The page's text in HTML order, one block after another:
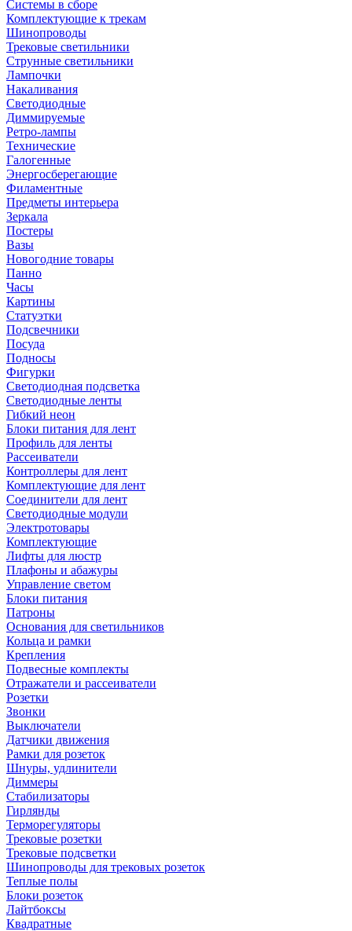
Системы в сборе
Комплектующие к трекам
Шинопроводы
Трековые светильники
Струнные светильники
Лампочки
Накаливания
Светодиодные
Диммируемые
Ретро-лампы
Технические
Галогенные
Энергосберегающие
Филаментные
Предметы интерьера
Зеркала
Постеры
Вазы
Новогодние товары
Панно
Часы
Картины
Статуэтки
Подсвечники
Посуда
Подносы
Фигурки
Светодиодная подсветка
Светодиодные ленты
Гибкий неон
Блоки питания для лент
Профиль для ленты
Рассеиватели
Контроллеры для лент
Комплектующие для лент
Соединители для лент
Светодиодные модули
Электротовары
Комплектующие
Лифты для люстр
Плафоны и абажуры
Управление светом
Блоки питания
Патроны
Основания для светильников
Кольца и рамки
Крепления
Подвесные комплекты
Отражатели и рассеиватели
Розетки
Звонки
Выключатели
Датчики движения
Рамки для розеток
Шнуры, удлинители
Диммеры
Стабилизаторы
Гирлянды
Терморегуляторы
Трековые розетки
Трековые подсветки
Шинопроводы для трековых розеток
Теплые полы
Блоки розеток
Лайтбоксы
Квадратные